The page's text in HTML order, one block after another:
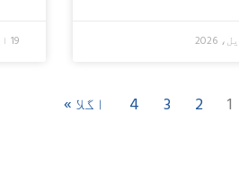
19 اپریل، 2026
1
2
3
4 اگلا ‏»